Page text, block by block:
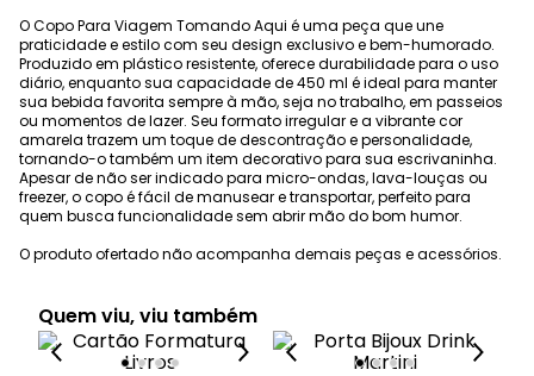
O Copo Para Viagem Tomando Aqui é uma peça que une
praticidade e estilo com seu design exclusivo e bem-humorado.
Produzido em plástico resistente, oferece durabilidade para o uso
diário, enquanto sua capacidade de 450 ml é ideal para manter
sua bebida favorita sempre à mão, seja no trabalho, em passeios
ou momentos de lazer. Seu formato irregular e a vibrante cor
amarela trazem um toque de descontração e personalidade,
tornando-o também um item decorativo para sua escrivaninha.
Apesar de não ser indicado para micro-ondas, lava-louças ou
freezer, o copo é fácil de manusear e transportar, perfeito para
quem busca funcionalidade sem abrir mão do bom humor.
O produto ofertado não acompanha demais peças e acessórios.
Quem viu, viu também